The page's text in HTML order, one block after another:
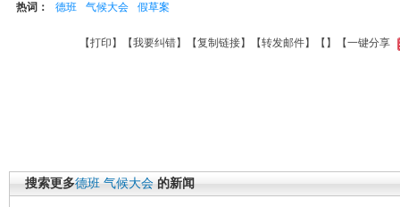
热词： 德班 气候大会 假草案
【打印 】【我要纠错】【复制链接】【转发邮件】【 】 【一键分享
搜索更多德班 气候大会 的新闻